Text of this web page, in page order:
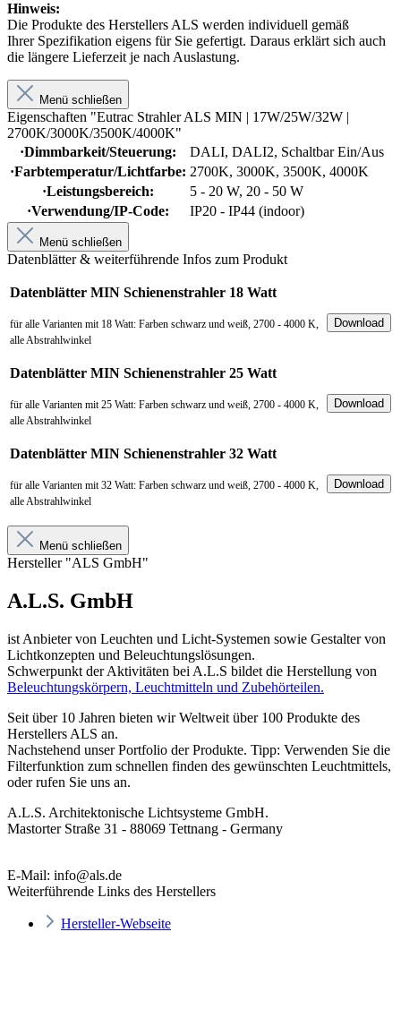
Hinweis:
Die Produkte des Herstellers ALS werden individuell gemäß
Ihrer Spezifikation eigens für Sie gefertigt. Daraus erklärt sich auch
die längere Lieferzeit je nach Auslastung.
Menü schließen
Eigenschaften "Eutrac Strahler ALS MIN | 17W/25W/32W |
2700K/3000K/3500K/4000K"
·Dimmbarkeit/Steuerung:
DALI, DALI2, Schaltbar Ein/Aus
·Farbtemperatur/Lichtfarbe: 2700K, 3000K, 3500K, 4000K
·Leistungsbereich:
5 - 20 W, 20 - 50 W
·Verwendung/IP-Code:
IP20 - IP44 (indoor)
Menü schließen
Datenblätter & weiterführende Infos zum Produkt
Datenblätter MIN Schienenstrahler 18 Watt
für alle Varianten mit 18 Watt: Farben schwarz und weiß, 2700 - 4000 K,
alle Abstrahlwinkel
Download
Datenblätter MIN Schienenstrahler 25 Watt
für alle Varianten mit 25 Watt: Farben schwarz und weiß, 2700 - 4000 K,
alle Abstrahlwinkel
Download
Datenblätter MIN Schienenstrahler 32 Watt
für alle Varianten mit 32 Watt: Farben schwarz und weiß, 2700 - 4000 K,
alle Abstrahlwinkel
Download
Menü schließen
Hersteller "ALS GmbH"
A.L.S. GmbH
ist Anbieter von Leuchten und Licht-Systemen sowie Gestalter von
Lichtkonzepten und Beleuchtungslösungen.
Schwerpunkt der Aktivitäten bei A.L.S bildet die Herstellung von
Beleuchtungskörpern, Leuchtmitteln und Zubehörteilen.
Seit über 10 Jahren bieten wir Weltweit über 100 Produkte des
Herstellers ALS an.
Nachstehend unser Portfolio der Produkte. Tipp: Verwenden Sie die
Filterfunktion zum schnellen finden des gewünschten Leuchtmittels,
oder rufen Sie uns an.
A.L.S. Architektonische Lichtsysteme GmbH.
Mastorter Straße 31 - 88069 Tettnang - Germany
E-Mail: info@als.de
Weiterführende Links des Herstellers
Hersteller-Webseite